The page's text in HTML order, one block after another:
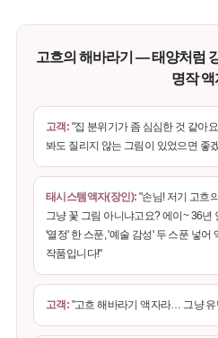
고흐의 해바라기 — 태양처럼
명작 액
고객: "집 분위기가 좀 심심한 것 같아
봐도 질리지 않는 그림이 있었으면 좋
태시스템액자(장인): "손님! 저기 고흐
그냥 꽃 그림 아니냐고요? 에이~ 36년
'열정' 한 스푼, '예술 감성' 두 스푼 넣어
작품입니다!"
고객: "고흐 해바라기 액자라… 그냥